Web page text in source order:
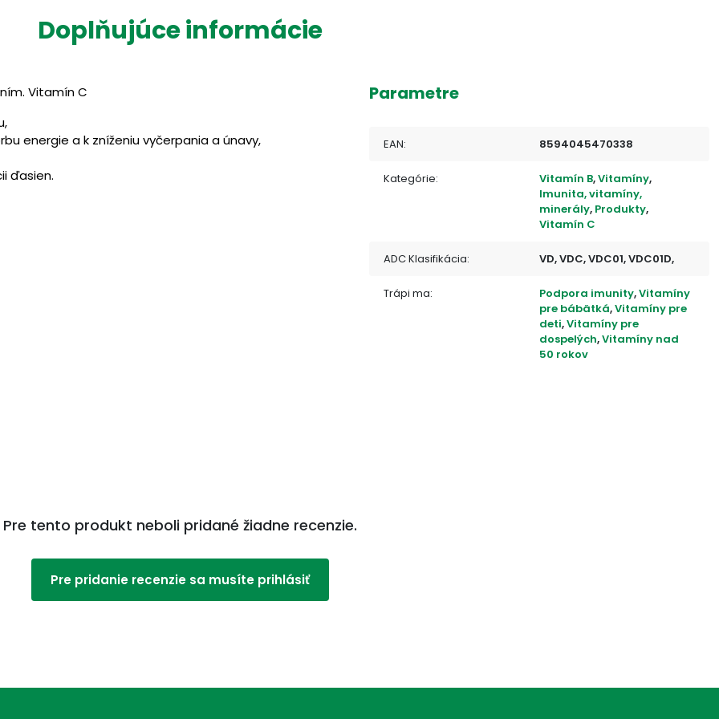
Doplňujúce informácie
Vitamín C
energie a k zníženiu vyčerpania a únavy,
ďasien.
Parametre
EAN: 8594045470338
Kategórie: Vitamín B,Vitamíny,
Imunita, vitamíny,
minerály, Produkty,
Vitamín C
ADC Klasifikácia: VD, VDC, VDC01, VDC01D,
Trápi ma: Podpora imunity,Vitamíny
pre bábätká,Vitamíny pre
deti,Vitamíny pre
dospelých,Vitamíny nad
50 rokov
Pre tento produkt neboli pridané žiadne recenzie.
Pre pridanie recenzie sa musíte prihlásiť